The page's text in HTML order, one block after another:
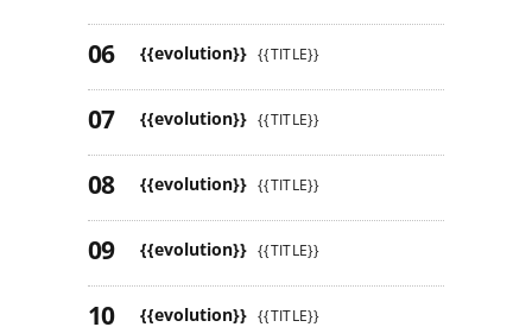
{{evolution}} {{TITLE}}
{{evolution}} {{TITLE}}
{{evolution}} {{TITLE}}
{{evolution}} {{TITLE}}
{{evolution}} {{TITLE}}